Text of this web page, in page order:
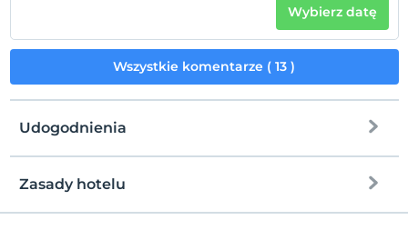
Wybierz datę
Wszystkie komentarze ( 13 )
Udogodnienia
Zasady hotelu
Zameldować się